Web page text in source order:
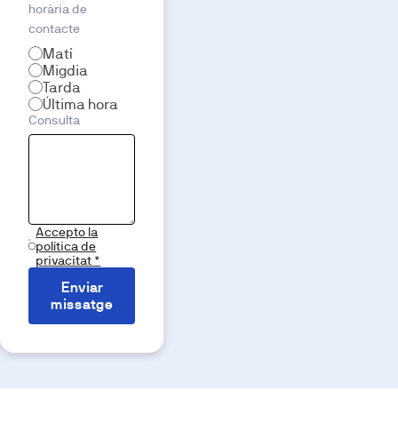
horària de
contacte
Matí
Migdia
Tarda
Última hora
Consulta
Accepto la
política de
privacitat *
Enviar
missatge